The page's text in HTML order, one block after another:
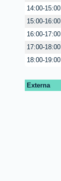
14:00-15:00
15:00-16:00
16:00-17:00
17:00-18:00
18:00-19:00
Externa